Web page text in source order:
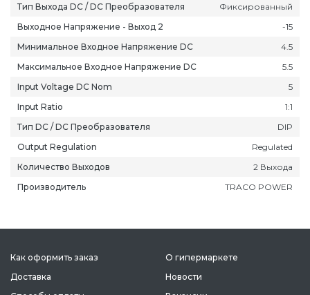
Тип Выхода DC / DC Преобразователя
Фиксированный
Выходное Напряжение - Выход 2
-15
Минимальное Входное Напряжение DC
4.5
Максимальное Входное Напряжение DC
5.5
Input Voltage DC Nom
5
Input Ratio
1:1
Тип DC / DC Преобразователя
DIP
Output Regulation
Regulated
Количество Выходов
2 Выхода
Производитель
TRACO POWER
Как оформить заказ
Доставка
О гипермаркете
Новости
Липецк
Магадан
Магнитогорск
Майкоп
Махачкала
Нижний Новгород
Подольск
Пятигорск
Ростов-на-